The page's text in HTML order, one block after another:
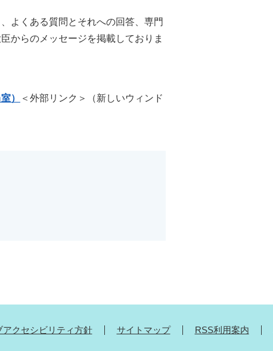
よくある質問とそれへの回答、専門
からのメッセージを掲載しておりま
） ＜外部リンク＞
（新しいウィンド
アクセシビリティ方針 サイトマップ RSS利用案内